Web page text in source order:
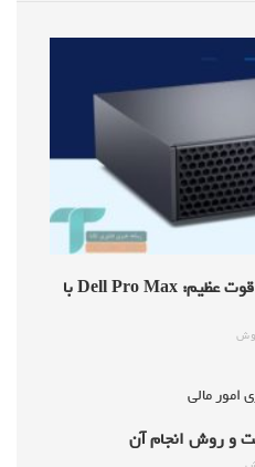
کامپیوتر AI با اندازه کوچک، قوت عظیم: Dell Pro Max با
و روش انجام آن